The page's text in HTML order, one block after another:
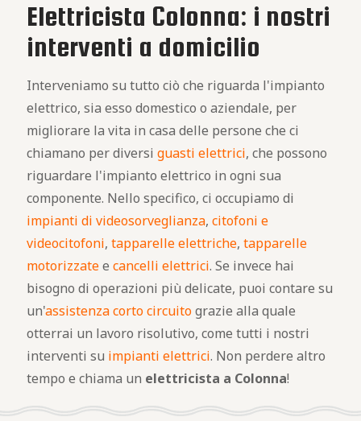
Elettricista Colonna: i nostri
interventi a domicilio
Interveniamo su tutto ciò che riguarda l'impianto
elettrico, sia esso domestico o aziendale, per
migliorare la vita in casa delle persone che ci
chiamano per diversi guasti elettrici, che possono
riguardare l'impianto elettrico in ogni sua
componente. Nello specifico, ci occupiamo di
impianti di videosorveglianza, citofoni e
videocitofoni, tapparelle elettriche, tapparelle
motorizzatee cancelli elettrici. Se invece hai
bisogno di operazioni più delicate, puoi contare su
un'assistenza corto circuitograzie alla quale
otterrai un lavoro risolutivo, come tutti i nostri
interventi su impianti elettrici. Non perdere altro
tempo e chiama un elettricista a Colonna!